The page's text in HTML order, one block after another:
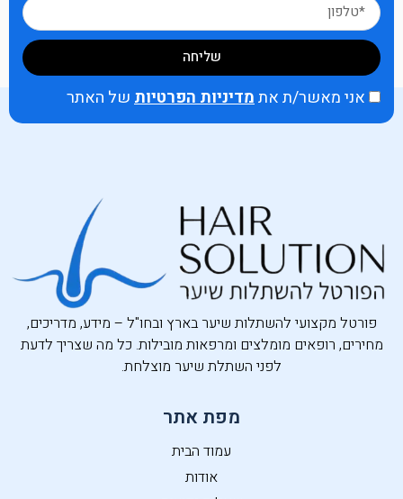
אני מאשר/ת אתמדיניות הפרטיותשל האתר
שליחה
פורטל מקצועי להשתלות שיער בארץ ובחו"ל – מידע, מדריכים,
מחירים, רופאים מומלצים ומרפאות מובילות. כל מה שצריך לדעת
לפני השתלת שיער מוצלחת.
מפת אתר
עמוד הבית
אודות